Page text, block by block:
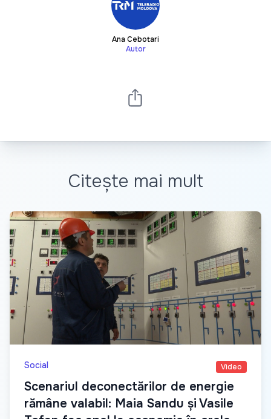
Ana Cebotari
Autor
Citește mai mult
Social Video
Scenariul deconectărilor de energie
rămâne valabil: Maia Sandu și Vasile